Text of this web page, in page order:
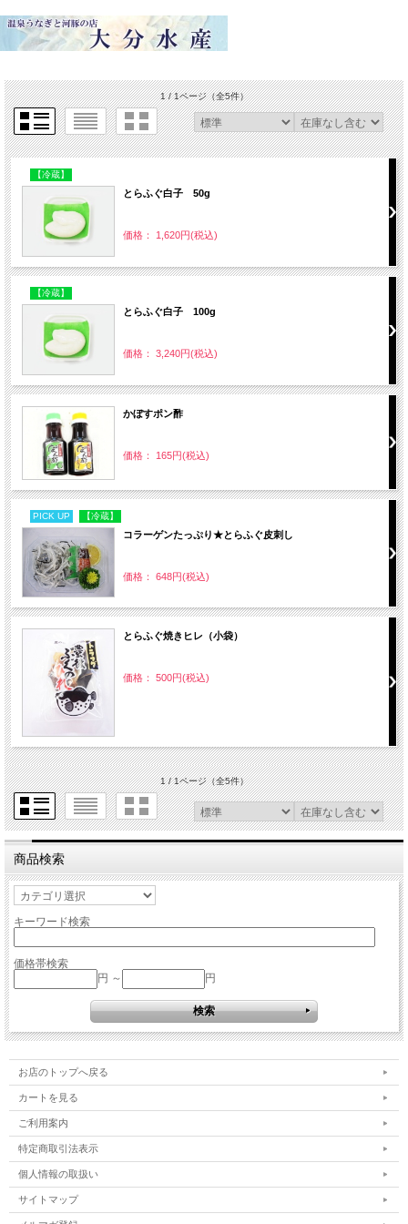
1 / 1ページ（全5件）
【冷蔵】
とらふぐ白子 50g
価格： 1,620円(税込)
【冷蔵】
とらふぐ白子 100g
価格： 3,240円(税込)
かぼすポン酢
価格： 165円(税込)
PICK UP 【冷蔵】
コラーゲンたっぷり★とらふぐ皮刺し
価格： 648円(税込)
とらふぐ焼きヒレ（小袋）
価格： 500円(税込)
1 / 1ページ（全5件）
商品検索
キーワード検索
価格帯検索
円 ～
円
お店のトップへ戻る
カートを見る
ご利用案内
特定商取引法表示
個人情報の取扱い
サイトマップ